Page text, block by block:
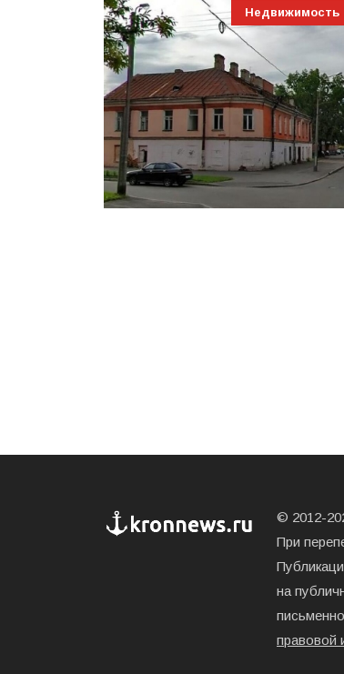
Недвижимость
© 2012-
При
на
правовой